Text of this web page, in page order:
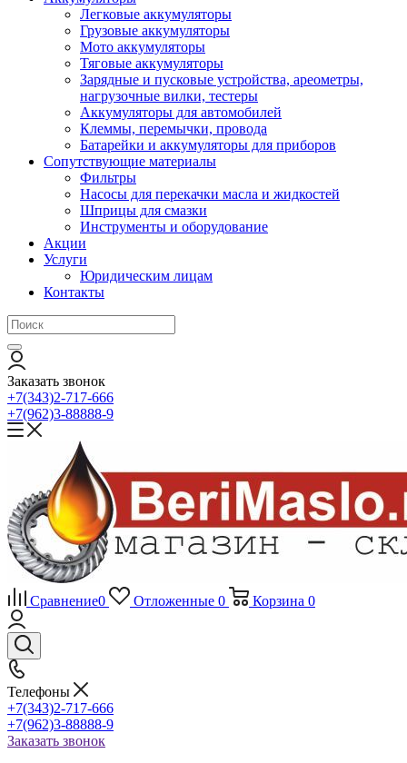
Легковые аккумуляторы
Грузовые аккумуляторы
Мото аккумуляторы
Тяговые аккумуляторы
Зарядные и пусковые устройства, ареометры,
нагрузочные вилки, тестеры
Аккумуляторы для автомобилей
Клеммы, перемычки, провода
Батарейки и аккумуляторы для приборов
Сопутствующие материалы
Фильтры
Насосы для перекачки масла и жидкостей
Шприцы для смазки
Инструменты и оборудование
Акции
Услуги
Юридическим лицам
Контакты
Заказать звонок
+7(343)2-717-666
+7(962)3-88888-9
Сравнение0 Отложенные 0 Корзина 0
Телефоны
+7(343)2-717-666
+7(962)3-88888-9
Заказать звонок